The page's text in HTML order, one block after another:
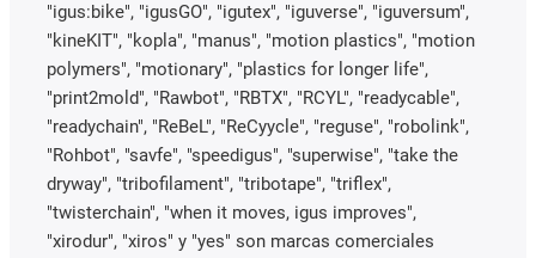
"igus:bike", "igusGO", "igutex", "iguverse", "iguversum",
"kineKIT", "kopla", "manus", "motion plastics", "motion
polymers", "motionary", "plastics for longer life",
"print2mold", "Rawbot", "RBTX", "RCYL", "readycable",
"readychain", "ReBeL", "ReCyycle", "reguse", "robolink",
"Rohbot", "savfe", "speedigus", "superwise", "take the
dryway", "tribofilament", "tribotape", "triflex",
"twisterchain", "when it moves, igus improves",
"xirodur", "xiros" y "yes" son marcas comerciales